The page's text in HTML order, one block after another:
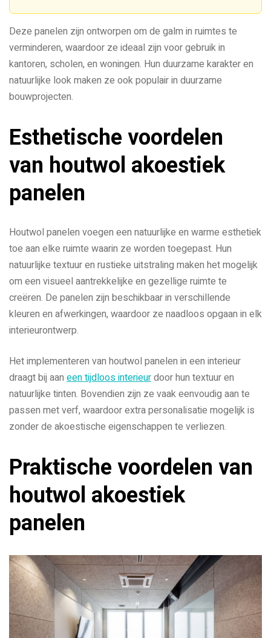
Deze panelen zijn ontworpen om de galm in ruimtes te
verminderen, waardoor ze ideaal zijn voor gebruik in
kantoren, scholen, en woningen. Hun duurzame karakter en
natuurlijke look maken ze ook populair in duurzame
bouwprojecten.
Esthetische voordelen
van houtwol akoestiek
panelen
Houtwol panelen voegen een natuurlijke en warme esthetiek
toe aan elke ruimte waarin ze worden toegepast. Hun
natuurlijke textuur en rustieke uitstraling maken het mogelijk
om een visueel aantrekkelijke en gezellige ruimte te
creëren. De panelen zijn beschikbaar in verschillende
kleuren en afwerkingen, waardoor ze naadloos opgaan in elk
interieurontwerp.
Het implementeren van houtwol panelen in een interieur
draagt bij aan een tijdloos interieurdoor hun textuur en
natuurlijke tinten. Bovendien zijn ze vaak eenvoudig aan te
passen met verf, waardoor extra personalisatie mogelijk is
zonder de akoestische eigenschappen te verliezen.
Praktische voordelen van
houtwol akoestiek
panelen